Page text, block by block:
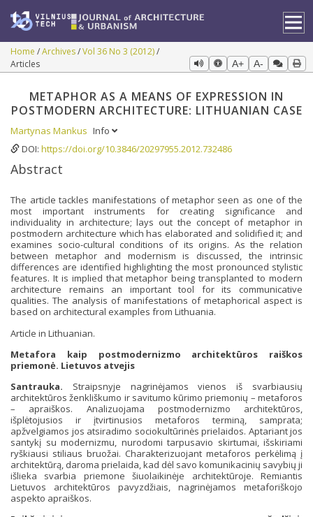
Home Archives Vol 36 No 3 (2012)
Articles
A+ A-
METAPHOR AS A MEANS OF EXPRESSION IN
POSTMODERN ARCHITECTURE: LITHUANIAN CASE
Martynas Mankus Info
DOI: https://doi.org/10.3846/20297955.2012.732486
Abstract
The article tackles manifestations of metaphor seen as one of the
most important instruments for creating significance and
individuality in architecture; lays out the concept of metaphor in
postmodern architecture which has elaborated and solidified it; and
examines socio-cultural conditions of its origins. As the relation
between metaphor and modernism is discussed, the intrinsic
differences are identified highlighting the most pronounced stylistic
features. It is implied that metaphor being transplanted to modern
architecture remains an important tool for its communicative
qualities. The analysis of manifestations of metaphorical aspect is
based on architectural examples from Lithuania.
Article in Lithuanian.
Metafora kaip postmodernizmo architektūros raiškos
priemonė. Lietuvos atvejis
Santrauka. Straipsnyje nagrinėjamos vienos iš svarbiausių
architektūros ženkliškumo ir savitumo kūrimo priemonių – metaforos
– apraiškos. Analizuojama postmodernizmo architektūros,
išplėtojusios ir įtvirtinusios metaforos terminą, samprata;
apžvelgiamos jos atsiradimo sociokultūrinės prielaidos. Aptariant jos
santykį su modernizmu, nurodomi tarpusavio skirtumai, išskiriami
ryškiausi stiliaus bruožai. Charakterizuojant metaforos perkėlimą į
architektūrą, daroma prielaida, kad dėl savo komunikacinių savybių ji
išlieka svarbia priemone šiuolaikinėje architektūroje. Remiantis
Lietuvos architektūros pavyzdžiais, nagrinėjamos metaforiškojo
aspekto apraiškos.